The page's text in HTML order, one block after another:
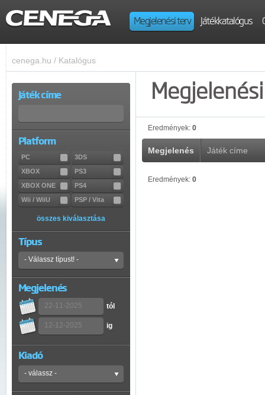
Megjelenési terv Játékkatalógus
cenega.hu / Katalógus
Játék címe
Platform
PC
3DS
XBOX
PS3
XBOX ONE
PS4
Wii / WiiU
PSP / Vita
összes kiválasztása
Típus
Megjelenés
tól
ig
Kiadó
Eredmények: 0
Megjelenés Játék címe
Eredmények: 0